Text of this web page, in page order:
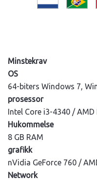
Minstekrav
OS
64-biters Windows 7,
prosessor
Intel Core i3-4340 / AMD
Hukommelse
8 GB RAM
grafikk
nVidia GeForce 760 /
Network